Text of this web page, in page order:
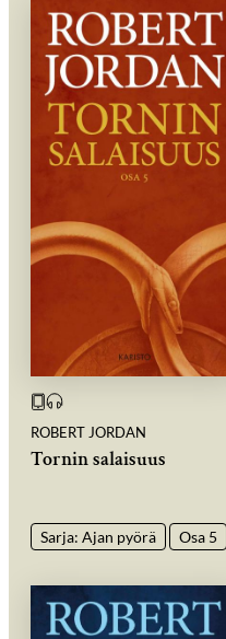
ROBERT JORDAN
Tornin salaisuus
Sarja: Ajan pyörä Osa 5